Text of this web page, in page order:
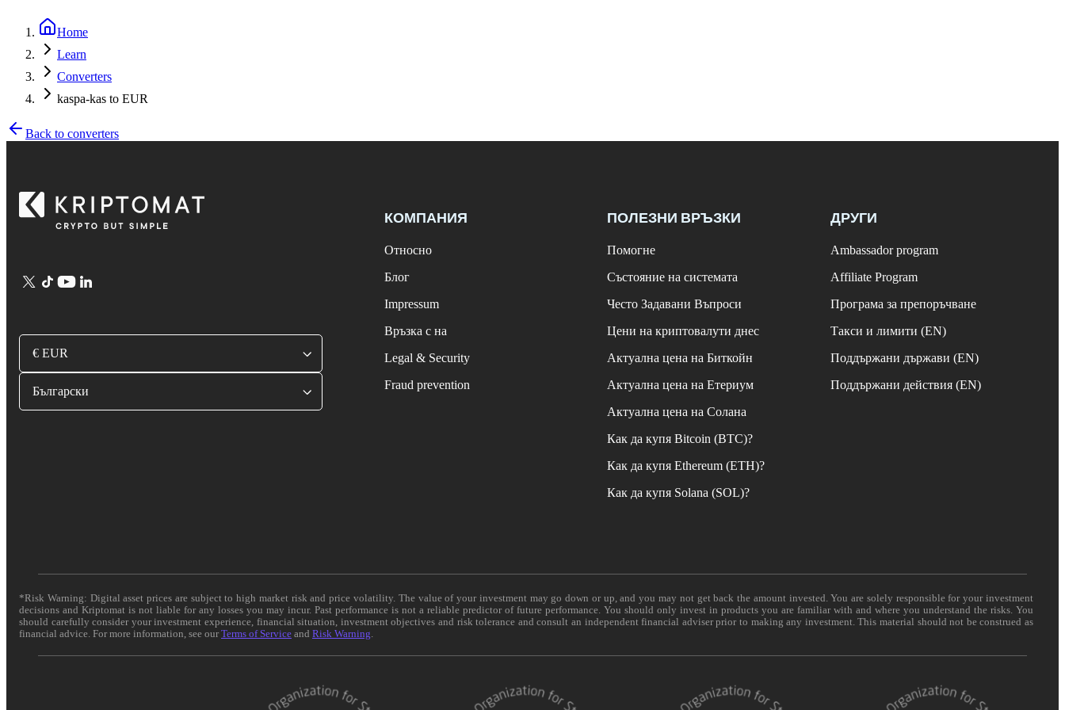
Home
Learn
Converters
kaspa-kas to EUR
Back to converters
€ EUR
Български
КОМПАНИЯ
Относно
Блог
Impressum
Връзка с на
Legal & Security
Fraud prevention
ПОЛЕЗНИ ВРЪЗКИ
Помогне
Състояние на системата
Често Задавани Въпроси
Цени на криптовалути днес
Актуална цена на Биткойн
Актуална цена на Етериум
Актуална цена на Солана
Как да купя Bitcoin (BTC)?
Как да купя Ethereum (ETH)?
Как да купя Solana (SOL)?
ДРУГИ
Ambassador program
Affiliate Program
Програма за препоръчване
Такси и лимити (EN)
Поддържани държави (EN)
Поддържани действия (EN)
*Risk Warning: Digital asset prices are subject to high market risk and price volatility. The value of your investment may go down or up, and you may not get back the amount invested. You are solely responsible for your investment
decisions and Kriptomat is not liable for any losses you may incur. Past performance is not a reliable predictor of future performance. You should only invest in products you are familiar with and where you understand the risks. You
should carefully consider your investment experience, financial situation, investment objectives and risk tolerance and consult an independent financial adviser prior to making any investment. This material should not be construed as
financial advice. For more information, see ourTerms of Service and Risk Warning